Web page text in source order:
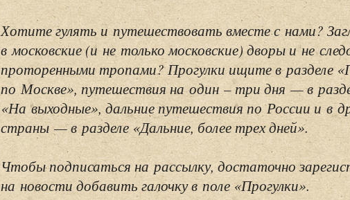
Хотите гулять и путешествовать вместе с нами?
в московские (и не только московские) дворы и не
проторенными тропами? Прогулки ищите в разделе
по Москве», путешествия на один – три дня — в
«На выходные», дальние путешествия по России и в
страны — в разделе «Дальние, более трех дней».
Чтобы подписаться на рассылку, достаточно
на новости добавить галочку в поле «Прогулки».